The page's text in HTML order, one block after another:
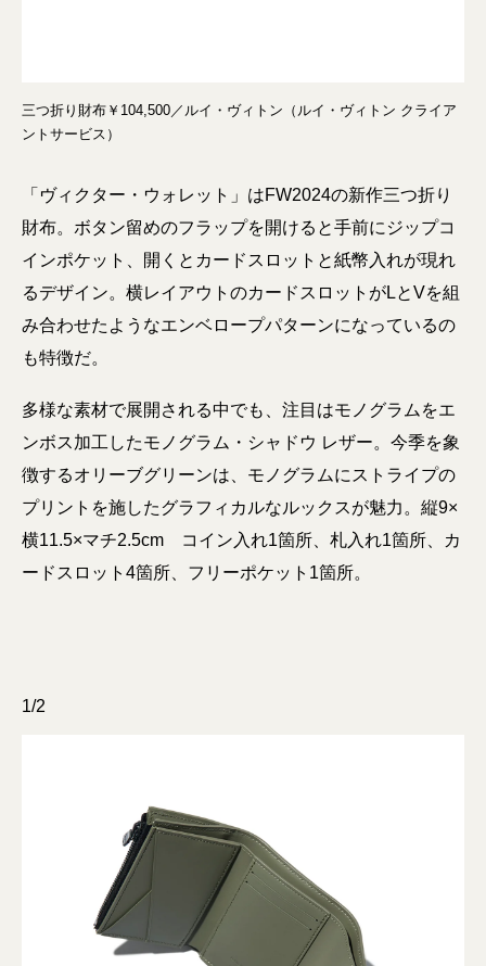
三つ折り財布￥104,500／ルイ・ヴィトン（ルイ・ヴィトン クライア
ントサービス）
「ヴィクター・ウォレット」はFW2024の新作三つ折り
財布。ボタン留めのフラップを開けると手前にジップコ
インポケット、開くとカードスロットと紙幣入れが現れ
るデザイン。横レイアウトのカードスロットがLとVを組
み合わせたようなエンベロープパターンになっているの
も特徴だ。
多様な素材で展開される中でも、注目はモノグラムをエ
ンボス加工したモノグラム・シャドウ レザー。今季を象
徴するオリーブグリーンは、モノグラムにストライプの
プリントを施したグラフィカルなルックスが魅力。縦9×
横11.5×マチ2.5cm コイン入れ1箇所、札入れ1箇所、カ
ードスロット4箇所、フリーポケット1箇所。
1/2